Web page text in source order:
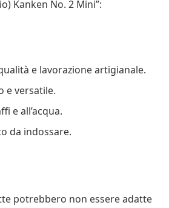
Kanken No. 2 Mini”:
e lavorazione artigianale.
e versatile.
e all’acqua.
da indossare.
potrebbero non essere adatte